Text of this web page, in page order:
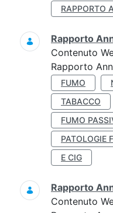
RAPPORTO
Rapporto
Contenuto
Rapporto
FUMO
TABACCO
FUMO
PATOLOGIE
E CIG
Rapporto
Contenuto